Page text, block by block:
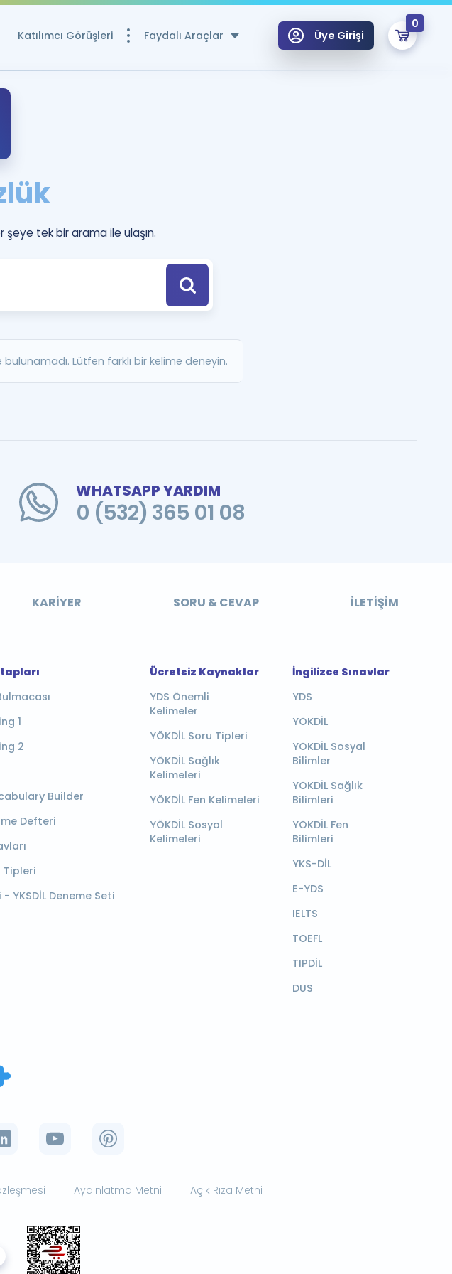
Katılımcı Görüşleri Faydalı Araçlar
Puan Hesaplama
Rehberlik Aracı
Tüm ÖSYM Sınavları Tek Takvimde
Kampanyalar
Eğitim ve Kitaplara Özel Fırsatlar
Blog
Üye Girişi
0
şeye tek bir arama ile ulaşın.
Lütfen farklı bir kelime deneyin.
WHATSAPP YARDIM
0 (532) 365 01 08
KARIYER SORU & CEVAP İLETIŞIM
1
2
Builder
Defteri
Tipleri
YKSDİL Deneme Seti
Ücretsiz Kaynaklar
YDS Önemli
Kelimeler
YÖKDİL Soru Tipleri
YÖKDİL Sağlık
Kelimeleri
YÖKDİL Fen Kelimeleri
YÖKDİL Sosyal
Kelimeleri
İngilizce Sınavlar
YDS
YÖKDİL
YÖKDİL Sosyal
Bilimler
YÖKDİL Sağlık
Bilimleri
YÖKDİL Fen
Bilimleri
YKS-DİL
E-YDS
IELTS
TOEFL
TIPDİL
DUS
Aydınlatma Metni Açık Rıza Metni